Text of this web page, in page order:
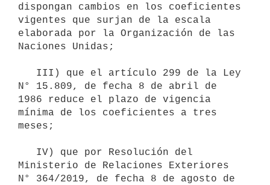
dispongan cambios en los coeficientes
vigentes que surjan de la escala
elaborada por la Organización de las
Naciones Unidas;
N° 15.809, de fecha 8 de abril de
1986 reduce el plazo de vigencia
mínima de los coeficientes a tres
meses;
Ministerio de Relaciones Exteriores
N° 364/2019, de fecha 8 de agosto de